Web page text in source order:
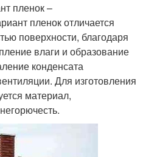
пленок –
пленок отличается
поверхности, благодаря
влаги и образование
конденсата
Для изготовления
материал,